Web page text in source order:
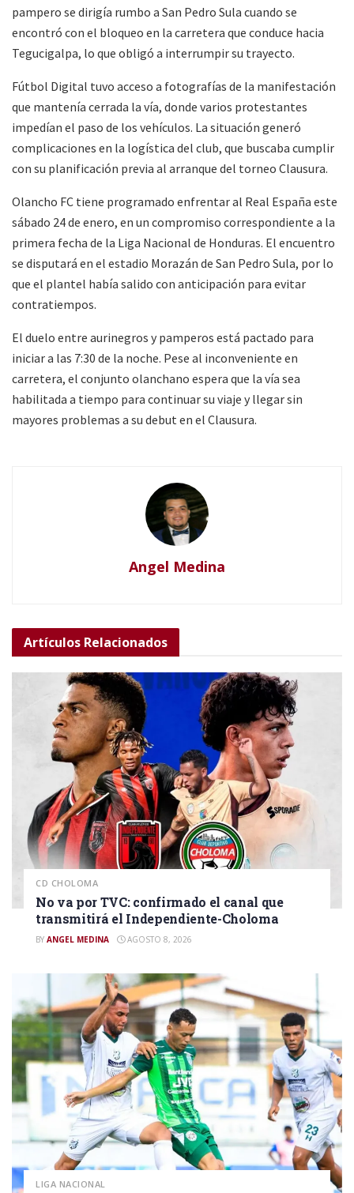
pampero se dirigía rumbo a San Pedro Sula cuando se
encontró con el bloqueo en la carretera que conduce hacia
Tegucigalpa, lo que obligó a interrumpir su trayecto.
Fútbol Digital tuvo acceso a fotografías de la manifestación
que mantenía cerrada la vía, donde varios protestantes
impedían el paso de los vehículos. La situación generó
complicaciones en la logística del club, que buscaba cumplir
con su planificación previa al arranque del torneo Clausura.
Olancho FC tiene programado enfrentar al Real España este
sábado 24 de enero, en un compromiso correspondiente a la
primera fecha de la Liga Nacional de Honduras. El encuentro
se disputará en el estadio Morazán de San Pedro Sula, por lo
que el plantel había salido con anticipación para evitar
contratiempos.
El duelo entre aurinegros y pamperos está pactado para
iniciar a las 7:30 de la noche. Pese al inconveniente en
carretera, el conjunto olanchano espera que la vía sea
habilitada a tiempo para continuar su viaje y llegar sin
mayores problemas a su debut en el Clausura.
Angel Medina
Artículos Relacionados
CD CHOLOMA
No va por TVC: confirmado el canal que
transmitirá el Independiente-Choloma
BY ANGEL MEDINA AGOSTO 8, 2026
LIGA NACIONAL